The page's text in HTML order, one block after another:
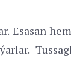
Esasan